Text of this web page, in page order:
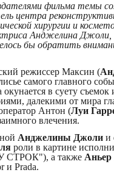
фильма темы
центра
хирургии и
Анджелина
бы обратить
режиссер Максин (
самого главного
в суету
далекими от мира
Антон (Луи
влечения.
Анджелины Джоли и
роли в картине
а также
и Prada.